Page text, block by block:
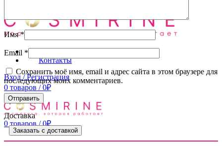
Доставка
Контакты
Вход / Регистрация
0 товаров / 0₽
Меню
0товаров / 0₽
Имя*
Email *
Сохранить моё имя, email и адрес сайта в этом браузере для
последующих моих комментариев.
Доставка
Заказать с доставкой